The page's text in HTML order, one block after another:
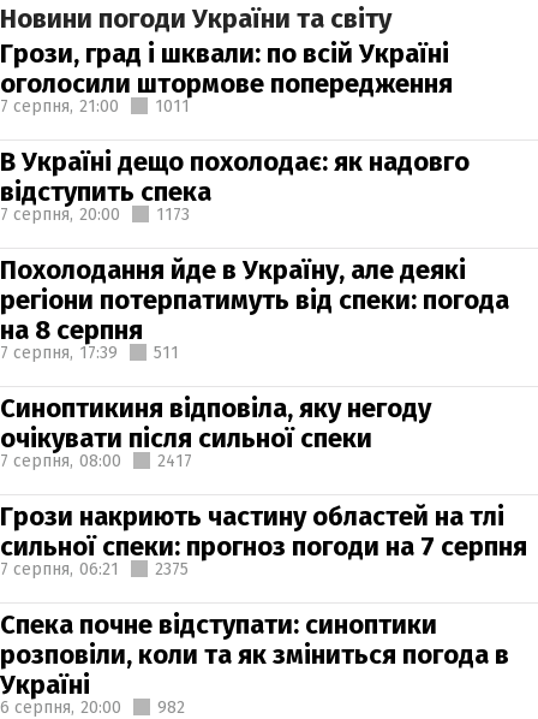
Новини погоди України та світу
Грози, град і шквали: по всій Україні
оголосили штормове попередження
7 серпня, 21:00 1011
В Україні дещо похолодає: як надовго
відступить спека
7 серпня, 20:00 1173
Похолодання йде в Україну, але деякі
регіони потерпатимуть від спеки: погода
на 8 серпня
7 серпня, 17:39 511
Синоптикиня відповіла, яку негоду
очікувати після сильної спеки
7 серпня, 08:00 2417
Грози накриють частину областей на тлі
сильної спеки: прогноз погоди на 7 серпня
7 серпня, 06:21 2375
Спека почне відступати: синоптики
розповіли, коли та як зміниться погода в
Україні
6 серпня, 20:00 982